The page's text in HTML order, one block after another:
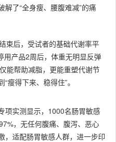
了“全身瘦、腰腹难减”的痛
束后，受试者的基础代谢率平
用产品2周后，体重无明显反弹
能帮助减脂，更能重塑代谢节
瘦得下来、稳得住”。
项实测显示，1000名肠胃敏感
，无任何腹痛、腹泻、恶心
，适配肠胃敏感人群，进一步印